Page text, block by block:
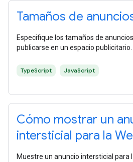
Tamaños de
Especifique los tamaños de
publicarse en un espacio publicitario.
TypeScript JavaScript
Cómo mostrar un
intersticial para la
Muestre un anuncio intersticial para